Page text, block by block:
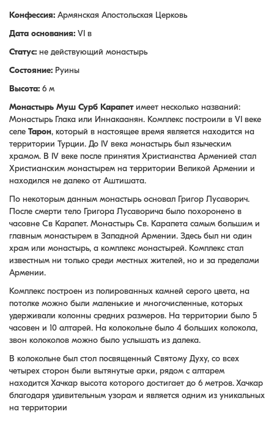
Конфессия: Армянская Апостольская Церковь
Дата основания: VI в
Статус: не действующий монастырь
Состояние: Руины
Высота: 6 м
Монастырь Муш Сурб Карапетимеет несколько названий:
Монастырь Глака или Иннакаанян. Комплекс построили в VI веке
селе Тарон, который в настоящее время является находится на
территории Турции. До IV века монастырь был языческим
храмом. В IV веке после принятия Христианства Арменией стал
Христианским монастырем на территории Великой Армении и
находился не далеко от Аштишата.
По некоторым данным монастырь основал Григор Лусаворич.
После смерти тело Григора Лусаворича было похоронено в
часовне Св Карапет. Монастырь Св. Карапета самым большим и
главным монастырем в Западной Армении. Здесь был ни один
храм или монастырь, а комплекс монастырей. Комплекс стал
известным ни только среди местных жителей, но и за пределами
Армении.
Комплекс построен из полированных камней серого цвета, на
потолке можно были маленькие и многочисленные, которых
удерживали колонны средних размеров. На территории было 5
часовен и 10 алтарей. На колокольне было 4 больших колокола,
звон колоколов можно было услышать из далека.
В колокольне был стол посвященный Святому Духу, со всех
четырех сторон были вытянутые арки, рядом с алтарем
находится Хачкар высота которого достигает до 6 метров. Хачкар
благодаря удивительным узорам и является одним из уникальных
на территории